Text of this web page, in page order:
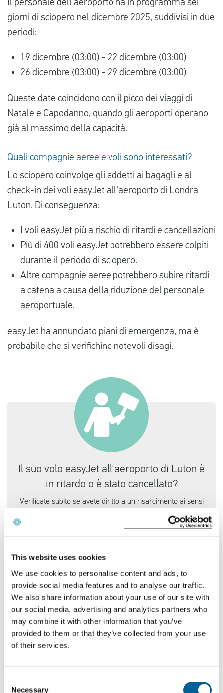
This website uses cookies
We use cookies to personalise content and ads, to
provide social media features and to analyse our traffic.
We also share information about your use of our site with
our social media, advertising and analytics partners who
may combine it with other information that you’ve
provided to them or that they’ve collected from your use
of their services.
Selection
Necessary
Il personale dell'aeroporto ha in programma sei
giorni di sciopero nel dicembre 2025, suddivisi in due
periodi:
19 dicembre (03:00) - 22 dicembre (03:00)
26 dicembre (03:00) - 29 dicembre (03:00)
Queste date coincidono con il picco dei viaggi di
Natale e Capodanno, quando gli aeroporti operano
già al massimo della capacità.
Quali compagnie aeree e voli sono interessati?
Lo sciopero coinvolge gli addetti ai bagagli e al
check-in dei voli easyJet all'aeroporto di Londra
Luton. Di conseguenza:
I voli easyJet più a rischio di ritardi e cancellazioni
Più di 400 voli easyJet potrebbero essere colpiti
durante il periodo di sciopero.
Altre compagnie aeree potrebbero subire ritardi
a catena a causa della riduzione del personale
aeroportuale.
easyJet ha annunciato piani di emergenza, ma è
probabile che si verifichino notevoli disagi.
Il suo volo easyJet all'aeroporto di Luton è
in ritardo o è stato cancellato?
Verificate subito se avete diritto a un risarcimento ai sensi
Perché il personale di Luton sciopera?
lavoratori che partecipano allo sciopero
responsabili delle operazioni di terra essenziali e
sono direttamente coinvolti nella gestione dei voli
easyJet. La vertenza riguarda le differenze